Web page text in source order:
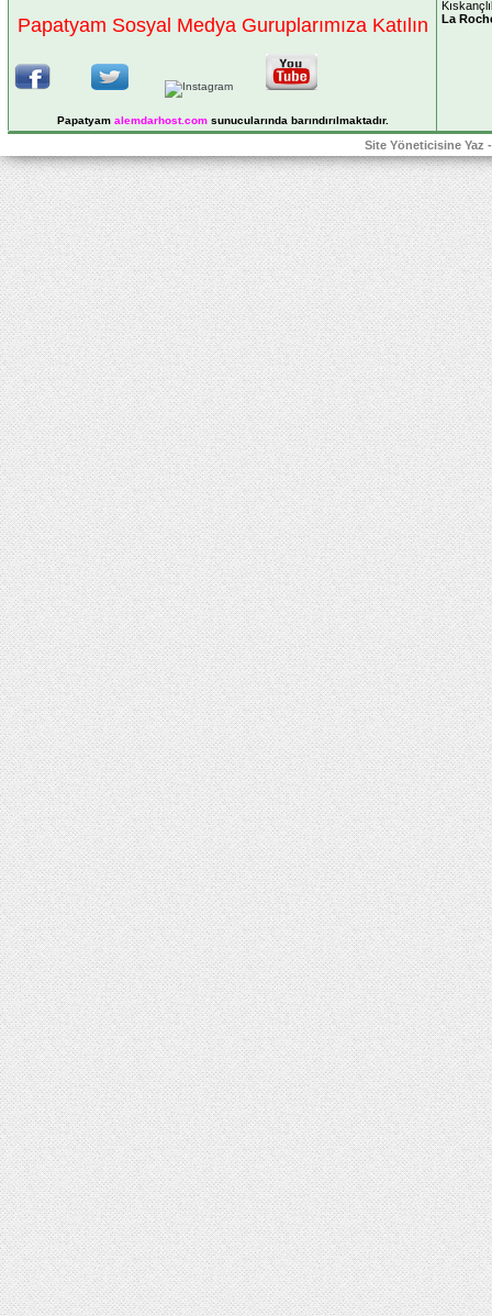
Papatyam Sosyal Medya Guruplarımıza Katılın
Papatyam alemdarhost.comsunucularında barındırılmaktadır.
La
Site Yöneticisine Yaz